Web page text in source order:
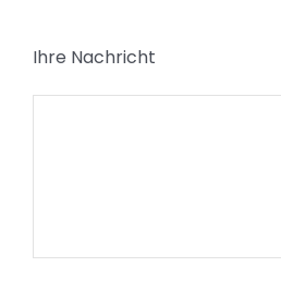
Ihre Nachricht